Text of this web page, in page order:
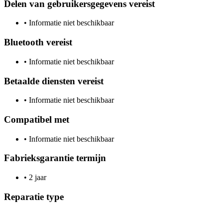
Delen van gebruikersgegevens vereist
• Informatie niet beschikbaar
Bluetooth vereist
• Informatie niet beschikbaar
Betaalde diensten vereist
• Informatie niet beschikbaar
Compatibel met
• Informatie niet beschikbaar
Fabrieksgarantie termijn
• 2 jaar
Reparatie type